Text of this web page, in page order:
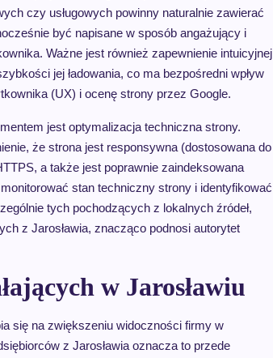
czy usługowych powinny naturalnie zawierać
być napisane w sposób angażujący i
Ważne jest również zapewnienie intuicyjnej
jej ładowania, co ma bezpośredni wpływ
(UX) i ocenę strony przez Google.
jest optymalizacja techniczna strony.
że strona jest responsywna (dostosowana do
a także jest poprawnie zaindeksowana
stan techniczny strony i identyfikować
tych pochodzących z lokalnych źródeł,
z Jarosławia, znacząco podnosi autorytet
w Jarosławiu
się na zwiększeniu widoczności firmy w
z Jarosławia oznacza to przede